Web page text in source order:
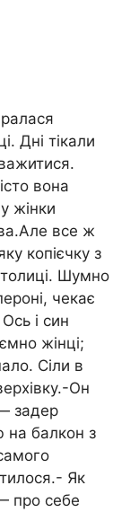
Дні тікали
вона
жінки
все ж
копієчку з
Шумно
чекає
і син
жінці;
Сіли в
Он
задер
на балкон з
Як
про себе